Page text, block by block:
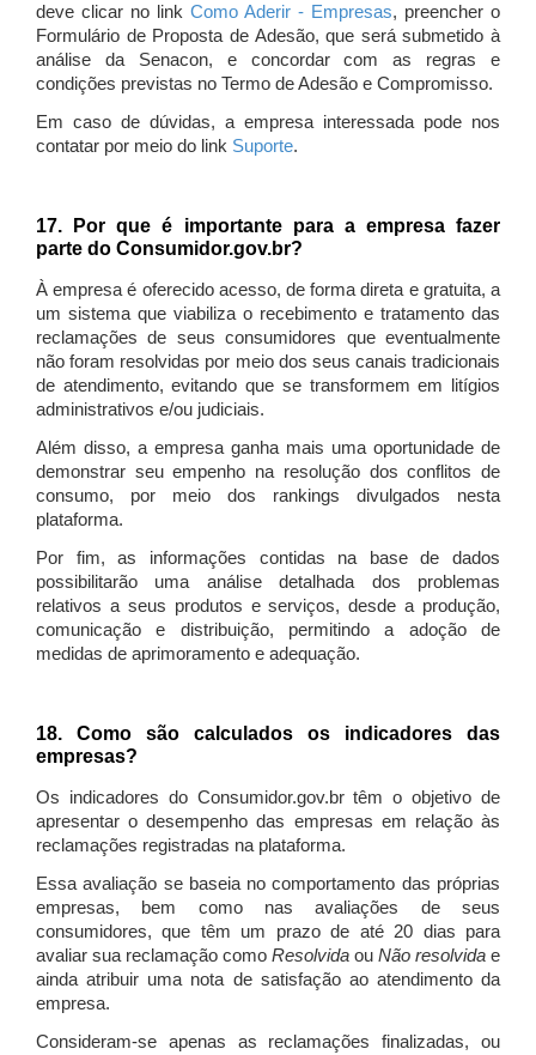
deve clicar no link Como Aderir - Empresas, preencher o
Formulário de Proposta de Adesão, que será submetido à
análise da Senacon, e concordar com as regras e
condições previstas no Termo de Adesão e Compromisso.
Em caso de dúvidas, a empresa interessada pode nos
contatar por meio do link Suporte.
17. Por que é importante para a empresa fazer
parte do Consumidor.gov.br?
À empresa é oferecido acesso, de forma direta e gratuita, a
um sistema que viabiliza o recebimento e tratamento das
reclamações de seus consumidores que eventualmente
não foram resolvidas por meio dos seus canais tradicionais
de atendimento, evitando que se transformem em litígios
administrativos e/ou judiciais.
Além disso, a empresa ganha mais uma oportunidade de
demonstrar seu empenho na resolução dos conflitos de
consumo, por meio dos rankings divulgados nesta
plataforma.
Por fim, as informações contidas na base de dados
possibilitarão uma análise detalhada dos problemas
relativos a seus produtos e serviços, desde a produção,
comunicação e distribuição, permitindo a adoção de
medidas de aprimoramento e adequação.
18. Como são calculados os indicadores das
empresas?
Os indicadores do Consumidor.gov.br têm o objetivo de
apresentar o desempenho das empresas em relação às
reclamações registradas na plataforma.
Essa avaliação se baseia no comportamento das próprias
empresas, bem como nas avaliações de seus
consumidores, que têm um prazo de até 20 dias para
avaliar sua reclamação como Resolvida ou Não resolvida e
ainda atribuir uma nota de satisfação ao atendimento da
empresa.
Consideram-se apenas as reclamações finalizadas, ou